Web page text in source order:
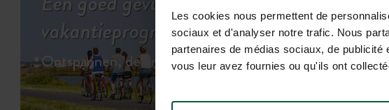
Les cookies nous permettent de
sociaux et d'analyser notre trafic. Nous
partenaires de médias sociaux, de
vous leur avez fournies ou qu'ils ont
vakantieprogramma…
Ontspannen, delen & spelen…